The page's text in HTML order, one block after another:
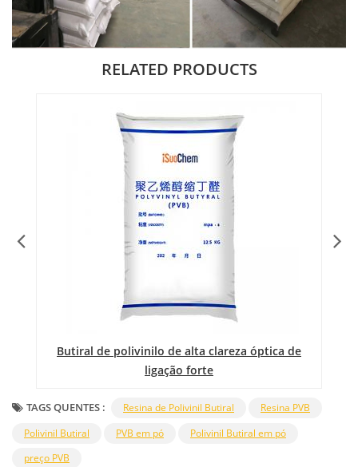
RELATED PRODUCTS
Butiral de polivinilo de alta clareza óptica de
ligação forte
TAGS QUENTES : Resina de Polivinil Butiral
Resina PVB
Polivinil Butiral
PVB em pó
Polivinil Butiral em pó
preço PVB